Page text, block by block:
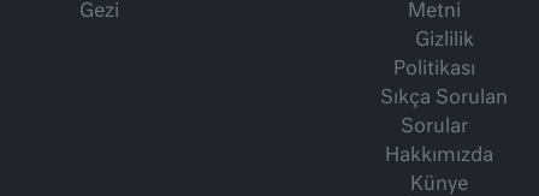
Gezi
Metni
Gizlilik
Politikası
Sıkça Sorulan
Sorular
Hakkımızda
Künye